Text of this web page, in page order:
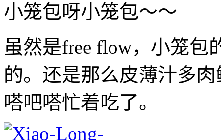
小笼包呀小笼包～～
虽然是free flow，小笼包
的。还是那么皮薄汁多
嗒吧嗒忙着吃了。